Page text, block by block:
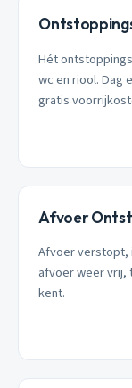
Hét
wc en riool. Dag
gratis
Afvoer
Afvoer verstopt,
afvoer weer vrij,
kent.